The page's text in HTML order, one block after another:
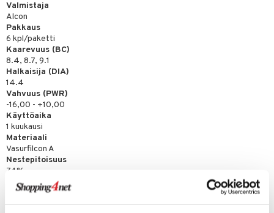
Valmistaja
Alcon
Pakkaus
6 kpl/paketti
Kaarevuus (BC)
8.4, 8.7, 9.1
Halkaisija (DIA)
14.4
Vahvuus (PWR)
-16,00 - +10,00
Käyttöaika
1 kuukausi
Materiaali
Vasurfilcon A
Nestepitoisuus
74%
Puolet merkitty